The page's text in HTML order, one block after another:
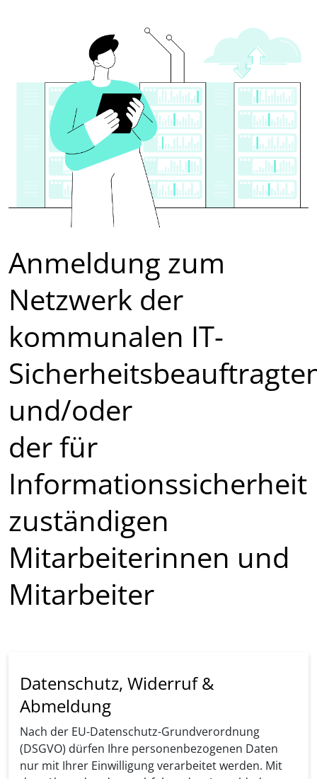
Anmeldung zum
Netzwerk der
kommunalen IT-
und/oder
der für
Informationssicherheit
zuständigen
Mitarbeiterinnen und
Mitarbeiter
Datenschutz, Widerruf &
Abmeldung
Nach der EU-Datenschutz-Grundverordnung
(DSGVO) dürfen Ihre personenbezogenen Daten
nur mit Ihrer Einwilligung verarbeitet werden. Mit